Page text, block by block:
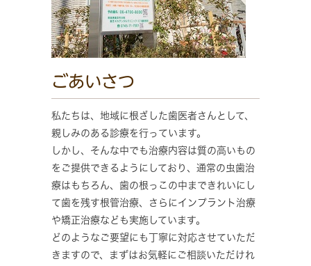
ごあいさつ
私たちは、地域に根ざした歯医者さんとして、
親しみのある診療を行っています。
しかし、そんな中でも治療内容は質の高いもの
をご提供できるようにしており、通常の虫歯治
療はもちろん、歯の根っこの中まできれいにし
て歯を残す根管治療、さらにインプラント治療
や矯正治療なども実施しています。
どのようなご要望にも丁寧に対応させていただ
きますので、まずはお気軽にご相談いただけれ